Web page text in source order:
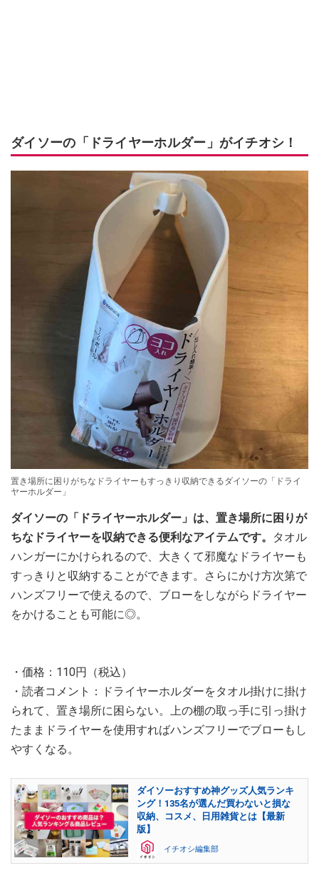
ダイソーの「ドライヤーホルダー」がイチオシ！
置き場所に困りがちなドライヤーもすっきり収納できるダイソーの「ドライ
ヤーホルダー」
ダイソーの「ドライヤーホルダー」は、置き場所に困りが
ちなドライヤーを収納できる便利なアイテムです。
タオル
ハンガーにかけられるので、大きくて邪魔なドライヤーも
すっきりと収納することができます。さらにかけ方次第で
ハンズフリーで使えるので、ブローをしながらドライヤー
をかけることも可能に◎。
・価格：110円（税込）
・読者コメント：ドライヤーホルダーをタオル掛けに掛け
られて、置き場所に困らない。上の棚の取っ手に引っ掛け
たままドライヤーを使用すればハンズフリーでブローもし
やすくなる。
ダイソーおすすめ神グッズ人気ランキ
ング！135名が選んだ買わないと損な
収納、コスメ、日用雑貨とは【最新
版】
イチオシ編集部